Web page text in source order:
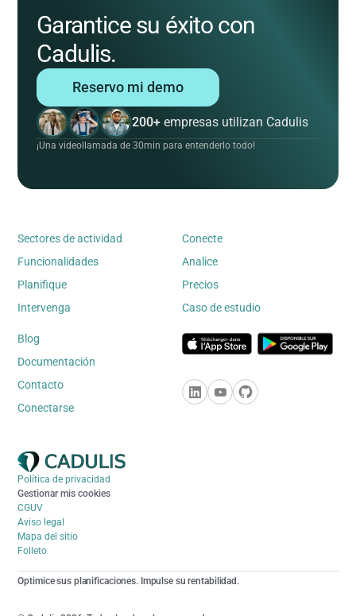
Garantice su éxito con
Cadulis.
Reservo mi demo
200+ empresas utilizan Cadulis
¡Una videollamada de 30min para entenderlo todo!
Sectores de actividad
Funcionalidades
Planifique
Intervenga
Conecte
Analice
Precios
Caso de estudio
Blog
Documentación
Contacto
Conectarse
Política de privacidad
Gestionar mis cookies
CGUV
Aviso legal
Mapa del sitio
Folleto
Optimice sus planificaciones. Impulse su rentabilidad.